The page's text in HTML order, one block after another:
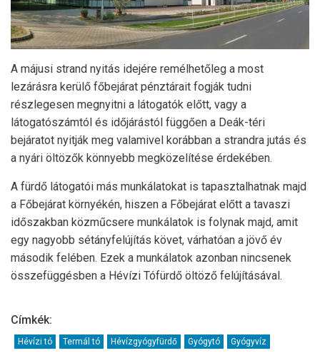
A májusi strand nyitás idejére remélhetőleg a most
lezárásra kerülő főbejárat pénztárait fogják tudni
részlegesen megnyitni a látogatók előtt, vagy a
látogatószámtól és időjárástól függően a Deák-téri
bejáratot nyitják meg valamivel korábban a strandra jutás és
a nyári öltözők könnyebb megközelítése érdekében.
A fürdő látogatói más munkálatokat is tapasztalhatnak majd
a Főbejárat környékén, hiszen a Főbejárat előtt a tavaszi
időszakban közműcsere munkálatok is folynak majd, amit
egy nagyobb sétányfelújítás követ, várhatóan a jövő év
második felében. Ezek a munkálatok azonban nincsenek
összefüggésben a Hévízi Tófürdő öltöző felújításával.
Címkék:
Hévízi tó Termál tó Hévízgyógyfürdő Gyógytó Gyógyvíz